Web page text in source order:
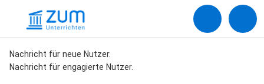
Nachricht für neue Nutzer.
Nachricht für engagierte Nutzer.